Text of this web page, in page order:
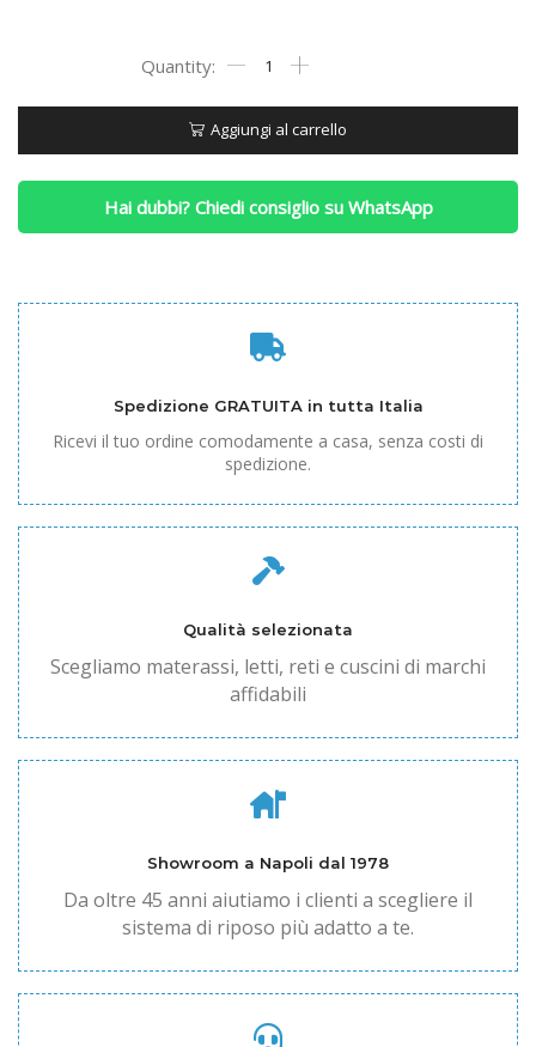
Forma
Fresh
Feel
Red
quantità
Aggiungi al carrello
Hai dubbi? Chiedi consiglio su WhatsApp
Spedizione GRATUITA in tutta Italia
Ricevi il tuo ordine comodamente a casa, senza costi di
spedizione.
Qualità selezionata
Scegliamo materassi, letti, reti e cuscini di marchi
affidabili
Showroom a Napoli dal 1978
Da oltre 45 anni aiutiamo i clienti a scegliere il
sistema di riposo più adatto a te.